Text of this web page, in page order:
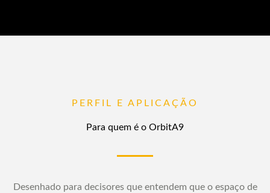
PERFIL E APLICAÇÃO
Para quem é o OrbitA9
Desenhado para decisores que entendem que o espaço de